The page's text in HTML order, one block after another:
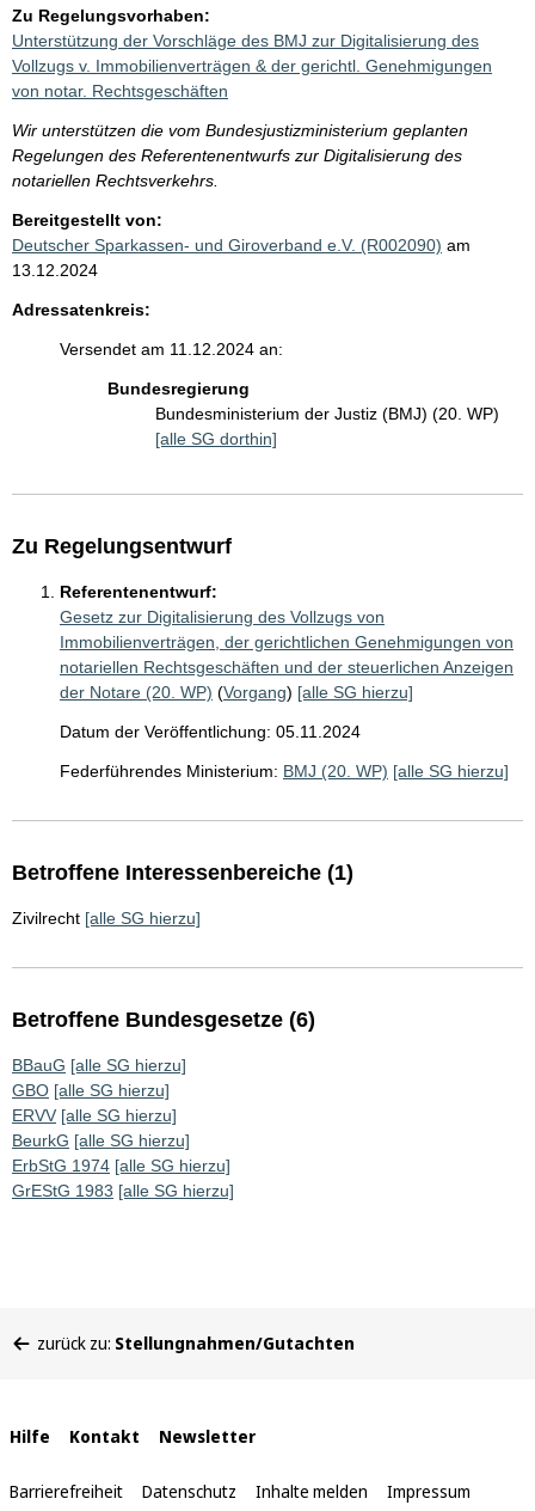
Zu Regelungsvorhaben:
Unterstützung der Vorschläge des BMJ zur Digitalisierung des
Vollzugs v. Immobilienverträgen & der gerichtl. Genehmigungen
von notar. Rechtsgeschäften
Wir unterstützen die vom Bundesjustizministerium geplanten
Regelungen des Referentenentwurfs zur Digitalisierung des
notariellen Rechtsverkehrs.
Bereitgestellt von:
Deutscher Sparkassen- und Giroverband e.V. (R002090) am
13.12.2024
Adressatenkreis:
Versendet am 11.12.2024 an:
Bundesregierung
Bundesministerium der Justiz (BMJ) (20. WP)
[alle SG dorthin]
Zu Regelungsentwurf
Referentenentwurf:
Gesetz zur Digitalisierung des Vollzugs von
Immobilienverträgen, der gerichtlichen Genehmigungen von
notariellen Rechtsgeschäften und der steuerlichen Anzeigen
der Notare (20. WP) (Vorgang) [alle SG hierzu]
Datum der Veröffentlichung: 05.11.2024
Federführendes Ministerium: BMJ (20. WP) [alle SG hierzu]
Betroffene Interessenbereiche (1)
Zivilrecht [alle SG hierzu]
Betroffene Bundesgesetze (6)
BBauG [alle SG hierzu]
GBO [alle SG hierzu]
ERVV [alle SG hierzu]
BeurkG [alle SG hierzu]
ErbStG 1974 [alle SG hierzu]
GrEStG 1983 [alle SG hierzu]
befinden
zurück zu: Stellungnahmen/Gutachten
Interne
Links
Hilfe Kontakt Newsletter
Barrierefreiheit Datenschutz Inhalte melden Impressum